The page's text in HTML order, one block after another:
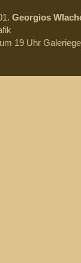
Georgios
19 Uhr